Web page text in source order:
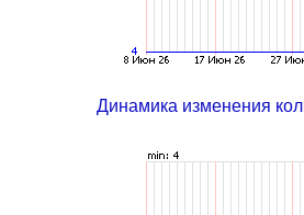
Динамика изменения